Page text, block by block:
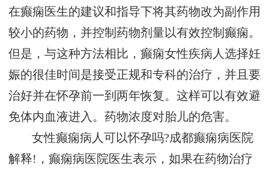
在癫痫医生的建议和指导下将其药物改为副作用
较小的药物，并控制药物剂量以有效控制癫痫。
但是，与这种方法相比，癫痫女性疾病人选择妊
娠的很佳时间是接受正规和专科的治疗，并且要
治好并在怀孕前一到两年恢复。这样可以有效避
免体内血液进入。药物浓度对胎儿的危害。
女性癫痫病人可以怀孕吗?成都癫痫病医院
解释!，癫痫病医院医生表示，如果在药物治疗